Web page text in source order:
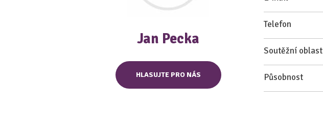
Jan Pecka
HLASUJTE PRO NÁS
Telefon
Soutěžní oblast
Působnost